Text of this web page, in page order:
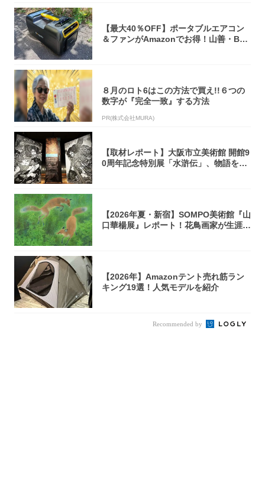
【最大40％OFF】ポータブルエアコン
＆ファンがAmazonでお得！山善・Bo
８月のロト6はこの方法で買え!!６つの
数字が『完全一致』する方法
PR(株式会社MURA)
【取材レポート】大阪市立美術館 開館9
0周年記念特別展「水滸伝」、物語を知
【2026年夏・新宿】SOMPO美術館『山
口華楊展』レポート！花鳥画家が生涯描
【2026年】Amazonテント売れ筋ラン
キング19選！人気モデルを紹介
Recommended by